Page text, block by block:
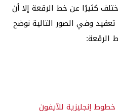
كثيرًا عن خط الرقعة إلا أن
وفي الصور التالية نوضح
الرقعة:
إنجليزية للآيفون